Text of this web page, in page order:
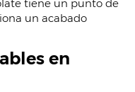
tiene un punto de
un acabado
en